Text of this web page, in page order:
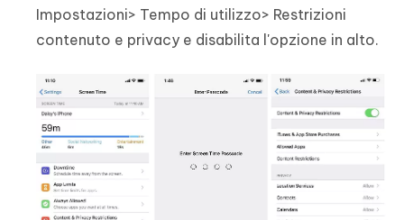
Impostazioni> Tempo di utilizzo> Restrizioni
contenuto e privacy e disabilita l'opzione in alto.